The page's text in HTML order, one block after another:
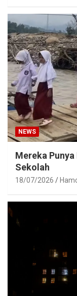
NEWS
Mereka
Sekolah
18/07/2026